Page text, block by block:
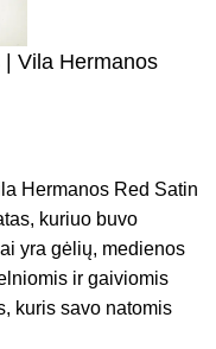
Vila Hermanos
Hermanos Red Satin
kuriuo buvo
yra gėlių, medienos
ir gaiviomis
kuris savo natomis